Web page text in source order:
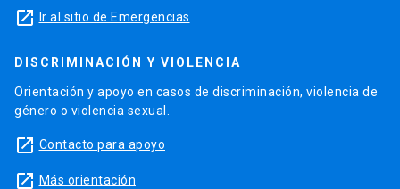
launch Ir al sitio de Emergencias
DISCRIMINACIÓN Y VIOLENCIA
Orientación y apoyo en casos de discriminación, violencia de
género o violencia sexual.
launch Contacto para apoyo
launch Más orientación